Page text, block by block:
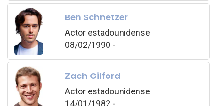
Ben Schnetzer
Actor estadounidense
08/02/1990 -
Zach Gilford
Actor estadounidense
14/01/1982 -